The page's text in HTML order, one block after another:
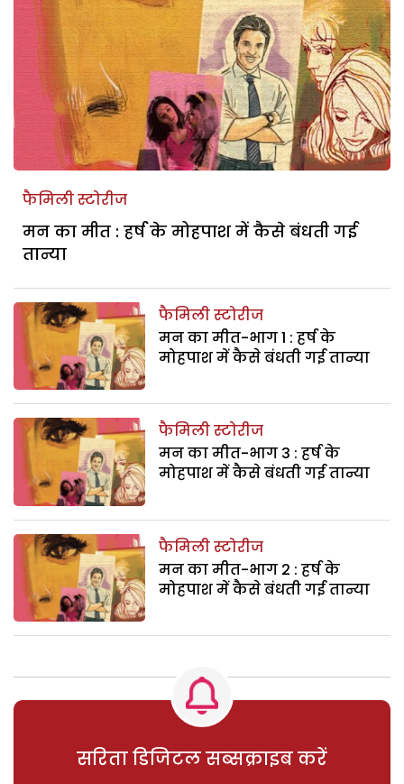
फैमिली स्टोरीज
मन का मीत : हर्ष के मोहपाश में कैसे बंधती गई
तान्या
फैमिली स्टोरीज
मन का मीत-भाग 1 : हर्ष के
मोहपाश में कैसे बंधती गई तान्या
फैमिली स्टोरीज
मन का मीत-भाग 3 : हर्ष के
मोहपाश में कैसे बंधती गई तान्या
फैमिली स्टोरीज
मन का मीत-भाग 2 : हर्ष के
मोहपाश में कैसे बंधती गई तान्या
सरिता डिजिटल सब्सक्राइब करें